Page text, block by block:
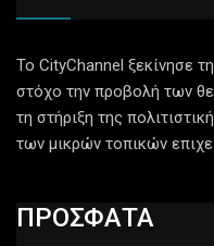
Το CityChannel ξεκίνησε
στόχο την προβολή των
τη στήριξη της
των μικρών τοπικών
ΠΡΟΣΦΑΤΑ